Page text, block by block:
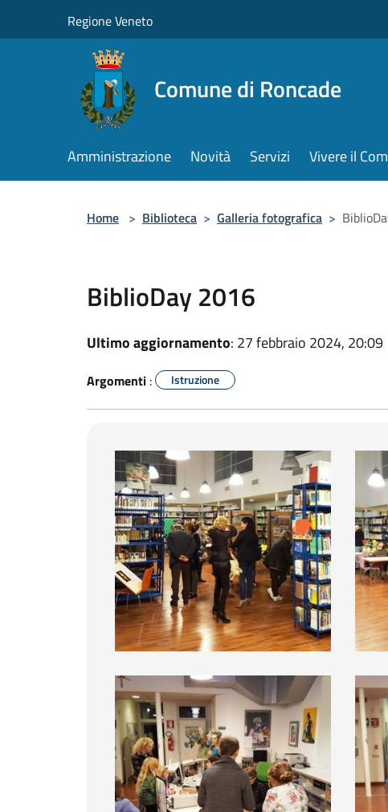
Regione Veneto
Comune di Roncade
Amministrazione Novità Servizi Vivere il
Home > Biblioteca > Galleria fotografica >
BiblioDay 2016
Ultimo aggiornamento: 27 febbraio 2024, 20:09
Argomenti : Istruzione
BiblioDay 2016
BiblioDay 2016